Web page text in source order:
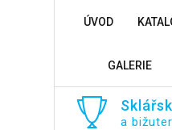
ÚVOD
GALERIE
a